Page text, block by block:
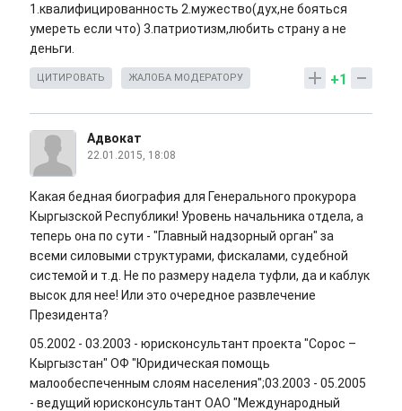
1.квалифицированность 2.мужество(дух,не бояться
умереть если что) 3.патриотизм,любить страну а не
деньги.
+1
ЦИТИРОВАТЬ ЖАЛОБА МОДЕРАТОРУ
Адвокат
22.01.2015, 18:08
Какая бедная биография для Генерального прокурора
Кыргызской Республики! Уровень начальника отдела, а
теперь она по сути - "Главный надзорный орган" за
всеми силовыми структурами, фискалами, судебной
системой и т.д. Не по размеру надела туфли, да и каблук
высок для нее! Или это очередное развлечение
Президента?
05.2002 - 03.2003 - юрисконсультант проекта "Сорос –
Кыргызстан" ОФ "Юридическая помощь
малообеспеченным слоям населения";03.2003 - 05.2005
- ведущий юрисконсультант ОАО "Международный